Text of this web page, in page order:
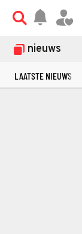
nieuws
LAATSTE NIEUWS